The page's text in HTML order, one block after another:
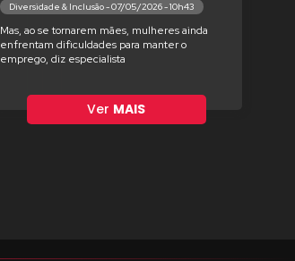
Diversidade & Inclusão - 07/05/2026 - 10h43
Mas, ao se tornarem mães, mulheres ainda
enfrentam dificuldades para manter o
emprego, diz especialista
Ver MAIS